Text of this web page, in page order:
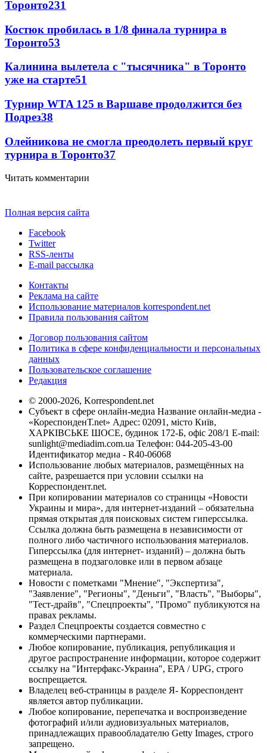
Торонто231
Костюк пробилась в 1/8 финала турнира в
Торонто53
Калинина вылетела с "тысячника" в Торонто
уже на старте51
Турнир WTA 125 в Варшаве продолжится без
Подрез38
Олейникова не смогла преодолеть первый круг
турнира в Торонто37
Читать комментарии
Полная версия сайта
Facebook
Twitter
RSS-ленты
E-mail рассылка
Контакты
Реклама на сайте
Использование материалов korrespondent.net
Правила пользования сайтом
Договор пользования сайтом
Политика в сфере конфиденциальности и персональных
данных
Пользовательское соглашение
Редакция
© 2000-2026, Korrespondent.net
Субъект в сфере онлайн-медиа Название онлайн-медиа -
«КореспонденТ.net» Адрес: 02091, місто Київ,
ХАРКІВСЬКЕ ШОСЕ, будинок 172-Б, офіс 208/1 E-mail:
sunlight@mediadim.com.ua Телефон: 044-205-43-00
Идентификатор медиа - R40-06068
Использование любых материалов, размещённых на
сайте, разрешается при условии ссылки на
Корреспондент.net.
При копировании материалов со страницы «Новости
Украины и мира», для интернет-изданий – обязательна
прямая открытая для поисковых систем гиперссылка.
Ссылка должна быть размещена в независимости от
полного либо частичного использования материалов.
Гиперссылка (для интернет- изданий) – должна быть
размещена в подзаголовке или в первом абзаце
материала.
Новости с пометками "Мнение", "Экспертиза",
"Заявление", "Регионы", "Деньги", "Власть", "Выборы",
"Тест-драйв", "Спецпроекты", "Промо" публикуются на
правах рекламы.
Раздел Спецпроекты создается совместно с
коммерческими партнерами.
Любое копирование, публикация, републикация и
другое распространение информации, которое содержит
ссылку на "Интерфакс-Украина", EPA / UPG, строго
воспрещается.
Владелец веб-страницы в разделе Я- Корреспондент
является автор публикации.
Любое копирование, перепечатка и воспроизведение
фотографий и/или аудиовизуальных материалов,
принадлежащих правообладателю Getty Images, строго
запрещено.